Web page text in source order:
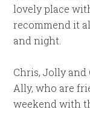
lovely place
recommend it
and night.
Chris, Jolly
Ally, who are
weekend with